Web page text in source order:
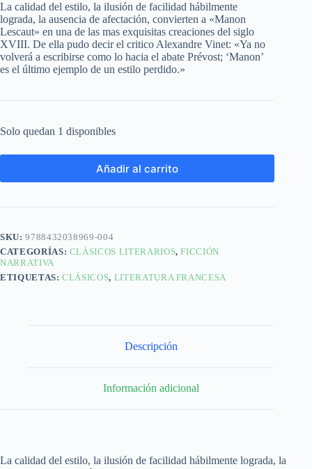
La calidad del estilo, la ilusión de facilidad hábilmente
lograda, la ausencia de afectación, convierten a «Manon
Lescaut» en una de las mas exquisitas creaciones del siglo
XVIII. De ella pudo decir el critico Alexandre Vinet: «Ya no
volverá a escribirse como lo hacia el abate Prévost; ‘Manon’
es el último ejemplo de un estilo perdido.»
Solo quedan 1 disponibles
Añadir al carrito
SKU:9788432038969-004
CATEGORÍAS: CLÁSICOS LITERARIOS,FICCIÓN
NARRATIVA
ETIQUETAS:CLÁSICOS, LITERATURA FRANCESA
Descripción
Información adicional
La calidad del estilo, la ilusión de facilidad hábilmente lograda, la